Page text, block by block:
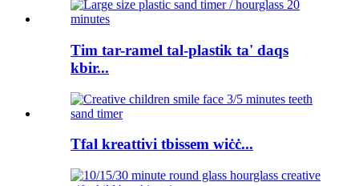
Tim tar-ramel tal-plastik ta' daqs
kbir...
Tfal kreattivi tbissem wiċċ...